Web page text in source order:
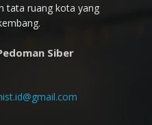
tata ruang kota yang
Siber